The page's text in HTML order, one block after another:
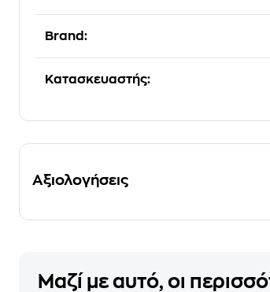
Brand:
Κατασκευαστής:
Αξιολογήσεις
Μαζί με αυτό, οι